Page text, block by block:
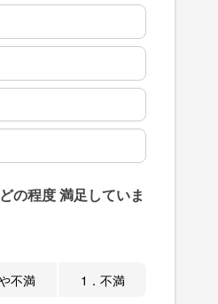
の程度 満足していま
不満 1．不満